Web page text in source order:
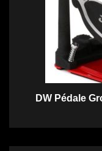
DW Pédale